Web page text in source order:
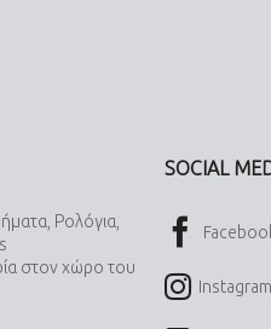
Ρολόγια,
στον χώρο του
SOCIAL
Instagram